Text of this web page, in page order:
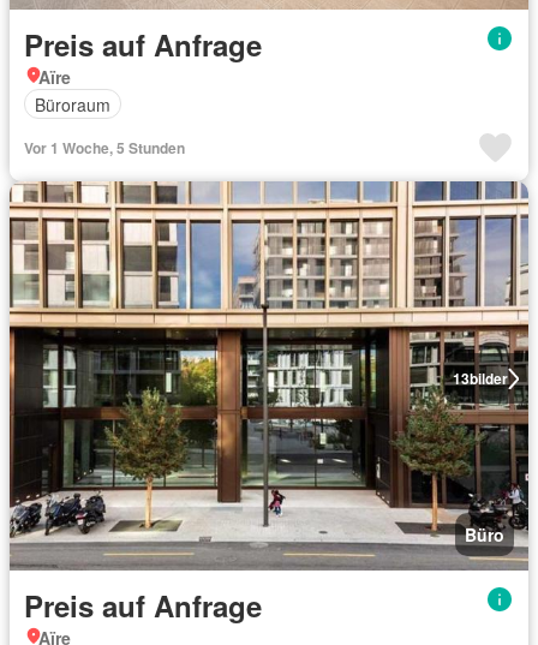
Preis auf Anfrage
Aïre
Büroraum
Vor 1 Woche, 5 Stunden
13bilder
Büro
Preis auf Anfrage
Aïre